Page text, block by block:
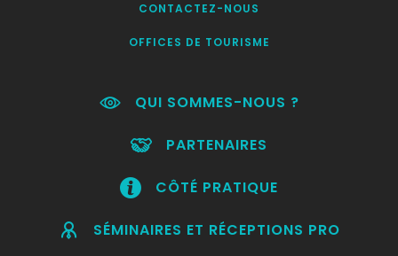
CONTACTEZ-NOUS
OFFICES DE TOURISME
QUI SOMMES-NOUS ?
PARTENAIRES
CÔTÉ PRATIQUE
SÉMINAIRES ET RÉCEPTIONS PRO